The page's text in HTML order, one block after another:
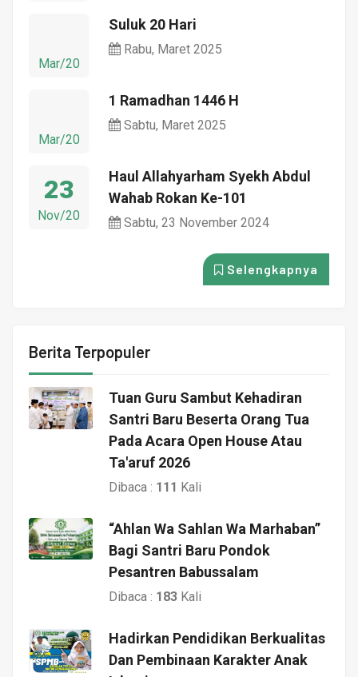
Mar/20
Suluk 20 Hari
Rabu, Maret 2025
Mar/20
1 Ramadhan 1446 H
Sabtu, Maret 2025
23
Nov/20
Haul Allahyarham Syekh Abdul
Wahab Rokan Ke-101
Sabtu, 23 November 2024
Selengkapnya
Berita Terpopuler
Tuan Guru Sambut Kehadiran
Santri Baru Beserta Orang Tua
Pada Acara Open House Atau
Ta'aruf 2026
Dibaca : 111 Kali
“Ahlan Wa Sahlan Wa Marhaban”
Bagi Santri Baru Pondok
Pesantren Babussalam
Dibaca : 183 Kali
Hadirkan Pendidikan Berkualitas
Dan Pembinaan Karakter Anak